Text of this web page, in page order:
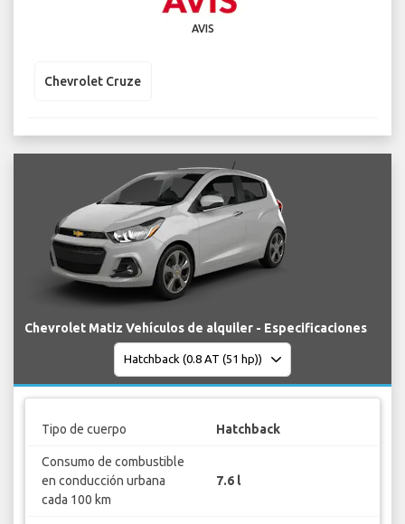
AVIS
Chevrolet Cruze
Chevrolet Matiz Vehículos de alquiler - Especificaciones
Tipo de cuerpo Hatchback
Consumo de combustible
en conducción urbana
cada 100 km
7.6 l